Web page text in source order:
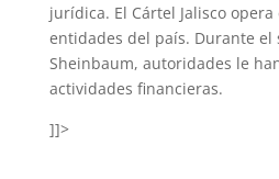
jurídica. El Cártel Jalisco
entidades del país. Durante el
Sheinbaum, autoridades le
actividades financieras.
]]>